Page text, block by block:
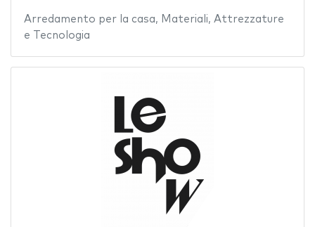
Arredamento per la casa, Materiali, Attrezzature
e Tecnologia